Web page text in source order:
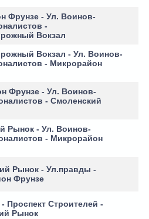
Фрунзе - Ул. Воинов-
-
Вокзал
Вокзал - Ул. Воинов-
- Микрорайон
Фрунзе - Ул. Воинов-
- Смоленский
Рынок - Ул. Воинов-
- Микрорайон
Рынок - Ул.правды -
Фрунзе
Проспект Строителей -
Рынок